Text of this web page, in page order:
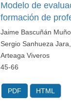
Modelo de
formación de
Jaime Bascuñán
Sergio Sanhueza
Arteaga Viveros
45-66
PDF HTML